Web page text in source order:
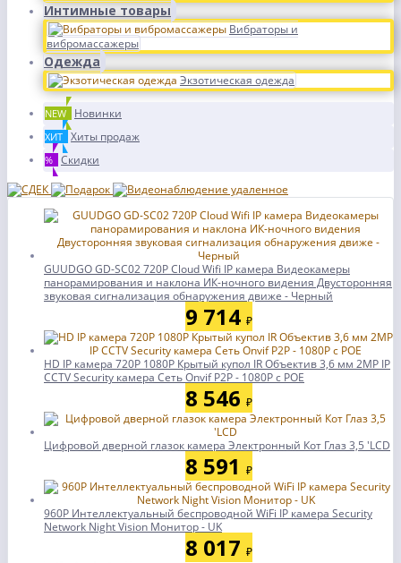
Интимные товары
Вибраторы и
вибромассажеры
Одежда
Экзотическая одежда
NEW Новинки
ХИТ Хиты продаж
% Скидки
GUUDGO GD-SC02 720P Cloud Wifi IP камера Видеокамеры
панорамирования и наклона ИК-ночного видения Двусторонняя
звуковая сигнализация обнаружения движе - Черный
9 714 ₽
HD IP камера 720P 1080P Крытый купол IR Объектив 3,6 мм 2MP IP
CCTV Security камера Сеть Onvif P2P - 1080P с POE
8 546 ₽
Цифровой дверной глазок камера Электронный Кот Глаз 3,5 'LCD
8 591 ₽
960P Интеллектуальный беспроводной WiFi IP камера Security
Network Night Vision Монитор - UK
8 017 ₽